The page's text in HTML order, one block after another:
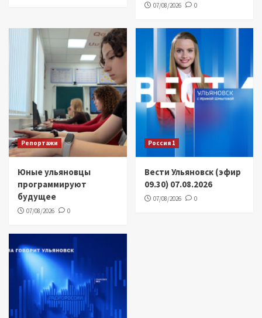
07/08/2026 0
Репортажи
Юные ульяновцы
программируют
будущее
07/08/2026 0
Россия 1
Вести Ульяновск (эфир
09.30) 07.08.2026
07/08/2026 0